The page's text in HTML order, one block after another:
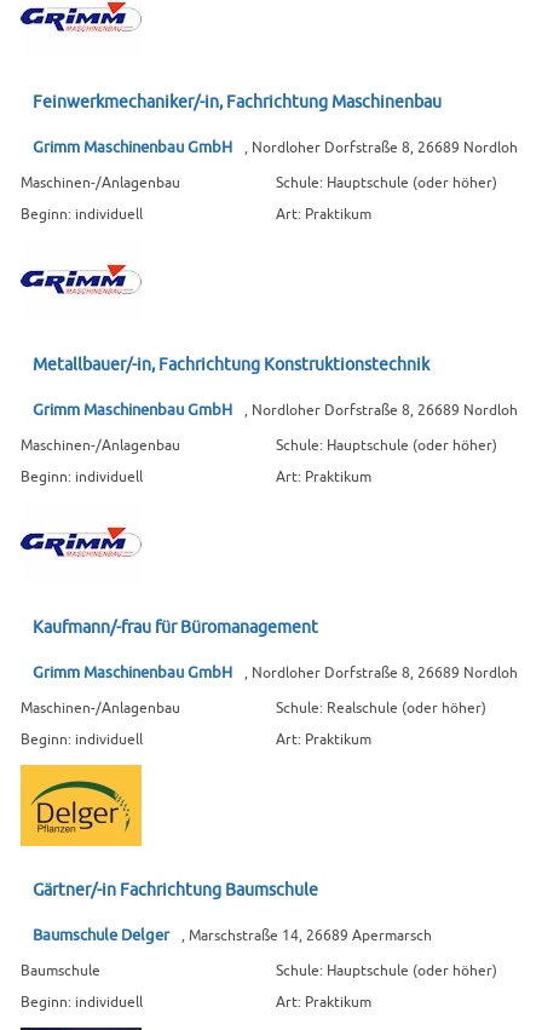
Feinwerkmechaniker/-in, Fachrichtung Maschinenbau
Grimm Maschinenbau GmbH , Nordloher Dorfstraße 8, 26689 Nordloh
Maschinen-/Anlagenbau
Schule: Hauptschule (oder höher)
Beginn: individuell
Art: Praktikum
Metallbauer/-in, Fachrichtung Konstruktionstechnik
Grimm Maschinenbau GmbH , Nordloher Dorfstraße 8, 26689 Nordloh
Maschinen-/Anlagenbau
Schule: Hauptschule (oder höher)
Beginn: individuell
Art: Praktikum
Kaufmann/-frau für Büromanagement
Grimm Maschinenbau GmbH , Nordloher Dorfstraße 8, 26689 Nordloh
Maschinen-/Anlagenbau
Schule: Realschule (oder höher)
Beginn: individuell
Art: Praktikum
Gärtner/-in Fachrichtung Baumschule
Baumschule Delger , Marschstraße 14, 26689 Apermarsch
Baumschule
Schule: Hauptschule (oder höher)
Beginn: individuell
Art: Praktikum